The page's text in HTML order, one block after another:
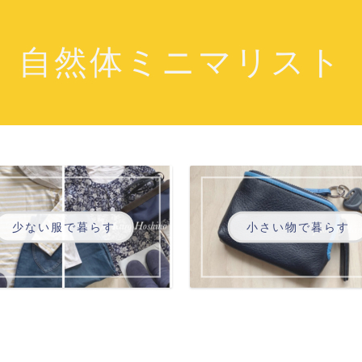
自然体ミニマリスト
少ない服で暮らす 小さい物で暮らす